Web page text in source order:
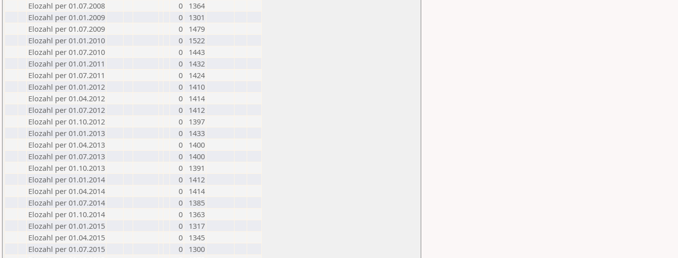
Elozahl per 01.07.2008
0
1364
Elozahl per 01.01.2009
0
1301
Elozahl per 01.07.2009
0
1479
Elozahl per 01.01.2010
0
1522
Elozahl per 01.07.2010
0
1443
Elozahl per 01.01.2011
0
1432
Elozahl per 01.07.2011
0
1424
Elozahl per 01.01.2012
0
1410
Elozahl per 01.04.2012
0
1414
Elozahl per 01.07.2012
0
1412
Elozahl per 01.10.2012
0
1397
Elozahl per 01.01.2013
0
1433
Elozahl per 01.04.2013
0
1400
Elozahl per 01.07.2013
0
1400
Elozahl per 01.10.2013
0
1391
Elozahl per 01.01.2014
0
1412
Elozahl per 01.04.2014
0
1414
Elozahl per 01.07.2014
0
1385
Elozahl per 01.10.2014
0
1363
Elozahl per 01.01.2015
0
1317
Elozahl per 01.04.2015
0
1345
Elozahl per 01.07.2015
0
1300